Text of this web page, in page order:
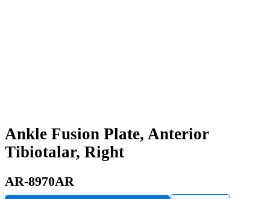
Ankle Fusion Plate, Anterior
Tibiotalar, Right
AR-8970AR